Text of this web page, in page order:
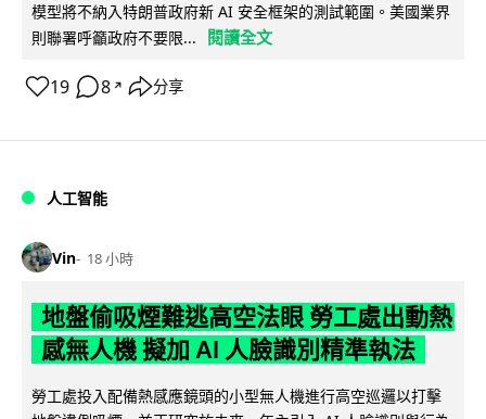
模型將不納入特朗普政府新 AI 安全框架的測試範圍。美國業界
則聯署呼籲政府不要限...
閱讀全文
19 8 ↗ 分享
人工智能
Vin 18 小時
地盤偷吸煙難逃高空法眼 勞工處出動熱
感無人機 擬加 AI 人臉識別精準執法
勞工處投入配備熱感應鏡頭的小型無人機進行高空巡邏以打擊